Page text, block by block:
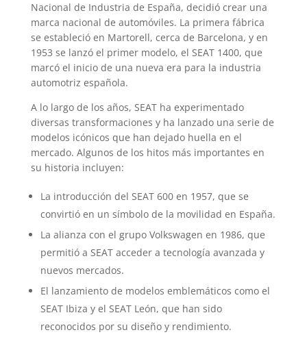
Nacional de Industria de España, decidió crear una
marca nacional de automóviles. La primera fábrica
se estableció en Martorell, cerca de Barcelona, y en
1953 se lanzó el primer modelo, el SEAT 1400, que
marcó el inicio de una nueva era para la industria
automotriz española.
A lo largo de los años, SEAT ha experimentado
diversas transformaciones y ha lanzado una serie de
modelos icónicos que han dejado huella en el
mercado. Algunos de los hitos más importantes en
su historia incluyen:
La introducción del SEAT 600 en 1957, que se
convirtió en un símbolo de la movilidad en España.
La alianza con el grupo Volkswagen en 1986, que
permitió a SEAT acceder a tecnología avanzada y
nuevos mercados.
El lanzamiento de modelos emblemáticos como el
SEAT Ibiza y el SEAT León, que han sido
reconocidos por su diseño y rendimiento.